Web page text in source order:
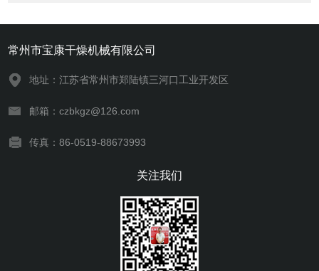
常州市宝康干燥机械有限公司
地址：江苏省常州市郑陆镇三河口工业开发区
邮箱：czbkgz@126.com
传真：86-0519-88673993
关注我们